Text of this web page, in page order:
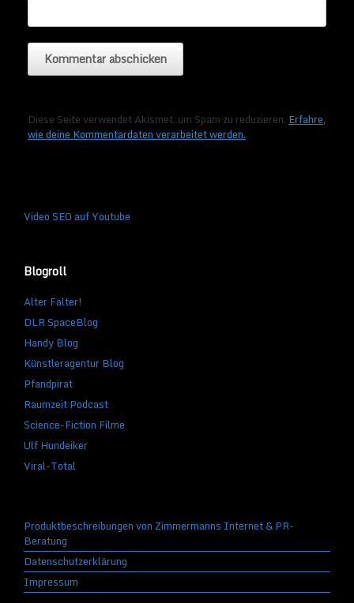
Diese Seite verwendet Akismet, um Spam zu reduzieren. Erfahre,
wie deine Kommentardaten verarbeitet werden..
Video SEO auf Youtube
Blogroll
Alter Falter!
DLR SpaceBlog
Handy Blog
Künstleragentur Blog
Pfandpirat
Raumzeit Podcast
Science-Fiction Filme
Ulf Hundeiker
Viral-Total
Produktbeschreibungen von Zimmermanns Internet & PR-
Beratung
Datenschutzerklärung
Impressum